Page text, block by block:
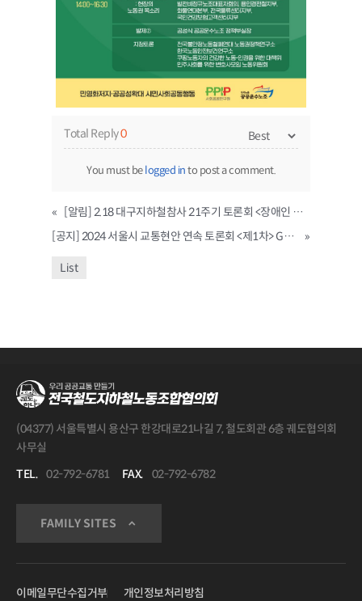
Total Reply0
You must belogged into post a comment.
«
[알림] 2.18 대구지하철참사 21주기 토론회 <장애인 이동권과 노동자 시민의 안전> 개최
[공지] 2024 서울시 교통현안 연속 토론회 <제1차> GTX 개통과 수도권 교통체계
»
List
(04377) 서울특별시 용산구 한강대로21나길 7, 철도회관 6층 궤도협의회
사무실
TEL. 02-792-6781 FAX. 02-792-6782
FAMILY SITES
이메일무단수집거부 개인정보처리방침